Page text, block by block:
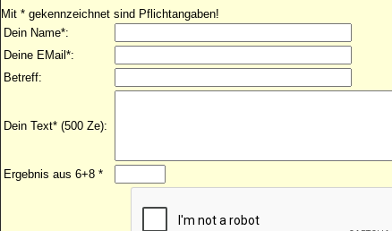
Mit * gekennzeichnet sind Pflichtangaben!
Dein Name*:
Deine EMail*:
Betreff:
Dein Text* (500 Ze):
Ergebnis aus 6+8 *